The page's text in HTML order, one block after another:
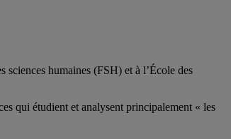
humaines (FSH) et à l’École des
qui étudient et analysent principalement « les